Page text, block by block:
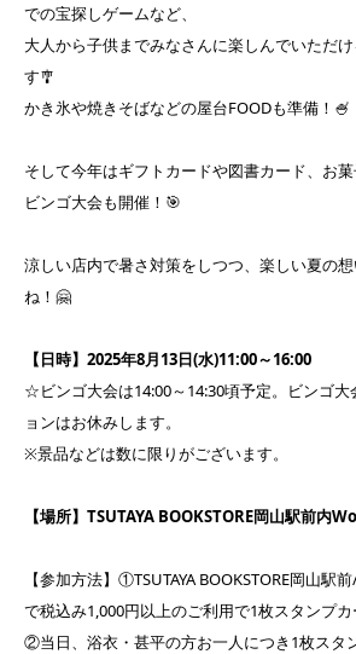
での宝探しゲームなど、
大人から子供までみなさんに楽しんでいただ
す🎐
かき氷や焼きそばなどの屋台FOODも準備！🍧
そして今年はギフトカードや図書カード、お
ビンゴ大会も開催！🎯
涼しい店内で暑さ対策をしつつ、楽しい夏の
ね！🤗
【日時】2025年8月13日(水)11:00～16:00
☆ビンゴ大会は14:00～14:30頃予定。ビンゴ大
ョンはお休みします。
※景品などは数に限りがございます。
【場所】TSUTAYA BOOKSTORE岡山駅前内
【参加方法】①TSUTAYA BOOKSTORE岡山駅
で税込み1,000円以上のご利用で1枚スタンプカ
②当日、浴衣・甚平の方お一人につき1枚スタ